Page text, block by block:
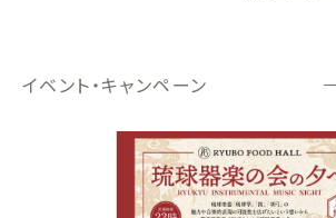
イベント・キャンペーン